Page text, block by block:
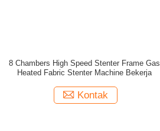
8 Chambers High Speed ​​Stenter Frame Gas
Heated Fabric Stenter Machine Bekerja
Kontak